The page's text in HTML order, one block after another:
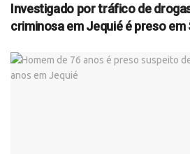
Investigado por tráfico de
criminosa em Jequié é preso em